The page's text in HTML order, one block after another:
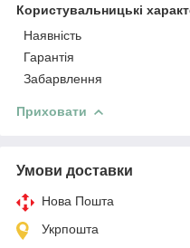
Користувальницькі
Наявність
Гарантія
Забарвлення
Приховати
Умови доставки
Нова Пошта
Укрпошта